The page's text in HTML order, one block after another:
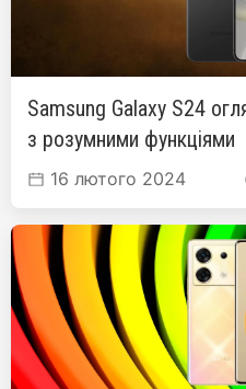
Samsung Galaxy S24
з розумними функціями
16 лютого 2024